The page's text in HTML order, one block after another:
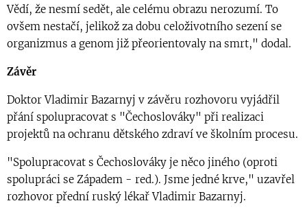
Vědí, že nesmí sedět, ale celému obrazu nerozumí. To
ovšem nestačí, jelikož za dobu celoživotního sezení se
organizmus a genom již přeorientovaly na smrt," dodal.
Závěr
Doktor Vladimir Bazarnyj v závěru rozhovoru vyjádřil
přání spolupracovat s "Čechoslováky" při realizaci
projektů na ochranu dětského zdraví ve školním procesu.
"Spolupracovat s Čechoslováky je něco jiného (oproti
spolupráci se Západem - red.). Jsme jedné krve," uzavřel
rozhovor přední ruský lékař Vladimir Bazarnyj.